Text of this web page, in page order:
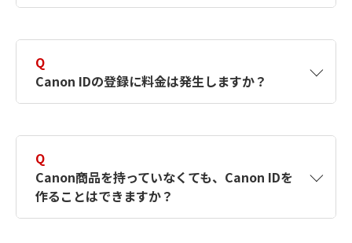
択したサービスから取得します。アカウントを
簡単に作成できるように、この情報を使用して
Canon IDの登録フォームを入力します。
Q
Canon IDの登録に料金は発生しますか？
Q
Canon商品を持っていなくても、Canon IDを
作ることはできますか？